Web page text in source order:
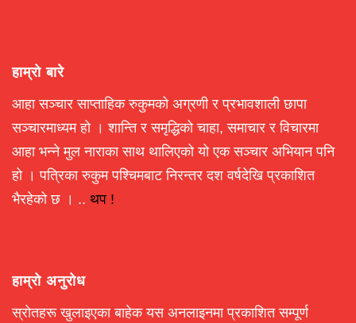
हाम्रो बारे
आहा सञ्चार साप्ताहिक रुकुमको अग्रणी र प्रभावशाली छापा
सञ्चारमाध्यम हो । शान्ति र समृद्धिको चाहा, समाचार र विचारमा
आहा भन्ने मुल नाराका साथ थालिएको यो एक सञ्चार अभियान पनि
हो । पत्रिका रुकुम पश्चिमबाट निरन्तर दश वर्षदेखि प्रकाशित
भैरहेको छ । .. थप !
हाम्रो अनुरोध
स्रोतहरू खुलाइएका बाहेक यस अनलाइनमा प्रकाशित सम्पूर्ण